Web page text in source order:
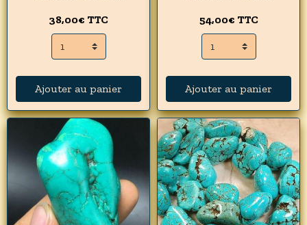
38,00€ TTC
Ajouter au panier
54,00€ TTC
Ajouter au panier